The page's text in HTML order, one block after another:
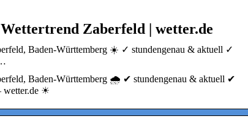
Zaberfeld | wetter.de
Baden-Württemberg ☀️ ✓ stundengenau & aktuell ✓
Baden-Württemberg 🌧️ ✔ stundengenau & aktuell ✔
wetter.de ☀